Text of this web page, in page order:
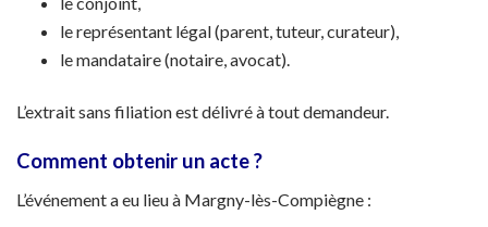
le représentant légal (parent, tuteur, curateur),
le mandataire (notaire, avocat).
L’extrait sans filiation est délivré à tout demandeur.
Comment obtenir un acte ?
L’événement a eu lieu à Margny-lès-Compiègne :